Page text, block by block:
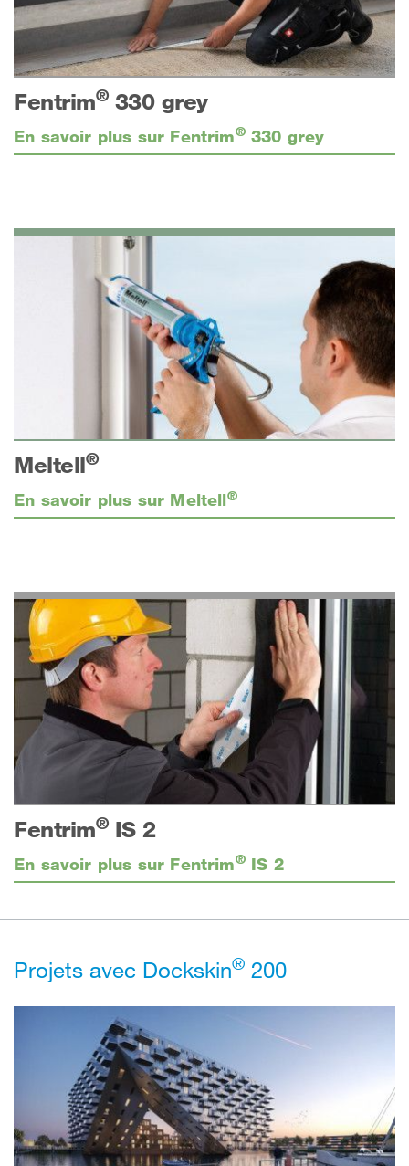
Fentrim®330 grey
En savoir plus sur Fentrim®330 grey
Meltell®
En savoir plus sur Meltell®
Fentrim®IS 2
En savoir plus sur Fentrim®IS 2
Projets avec Dockskin® 200